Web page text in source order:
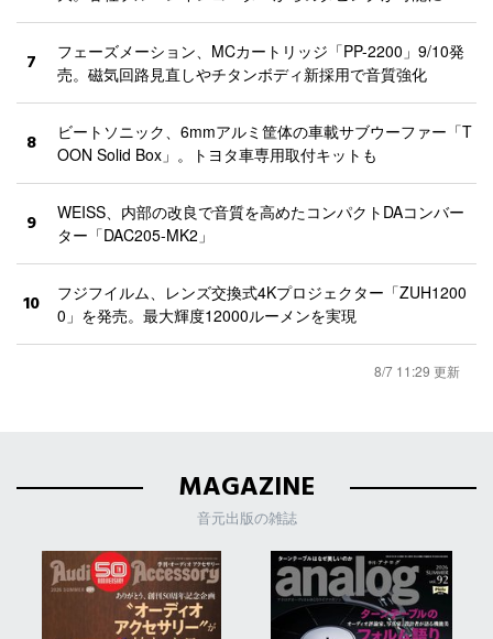
7
フェーズメーション、MCカートリッジ「PP-2200」9/10発
売。磁気回路見直しやチタンボディ新採用で音質強化
8
ビートソニック、6mmアルミ筐体の車載サブウーファー「T
OON Solid Box」。トヨタ車専用取付キットも
9
WEISS、内部の改良で音質を高めたコンパクトDAコンバー
ター「DAC205-MK2」
10
フジフイルム、レンズ交換式4Kプロジェクター「ZUH1200
0」を発売。最大輝度12000ルーメンを実現
8/7 11:29 更新
MAGAZINE
音元出版の雑誌